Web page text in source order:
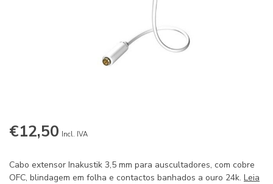
€12,50 Incl. IVA
Cabo extensor Inakustik 3,5 mm para auscultadores, com cobre
OFC, blindagem em folha e contactos banhados a ouro 24k. Leia